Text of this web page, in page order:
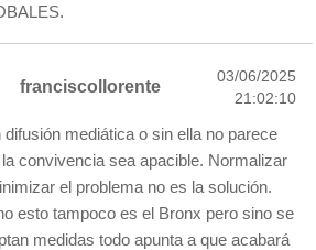
franciscollorente
03/06/2025
21:02:10
difusión mediática o sin ella no parece
convivencia sea apacible. Normalizar
el problema no es la solución.
esto tampoco es el Bronx pero sino se
medidas todo apunta a que acabará